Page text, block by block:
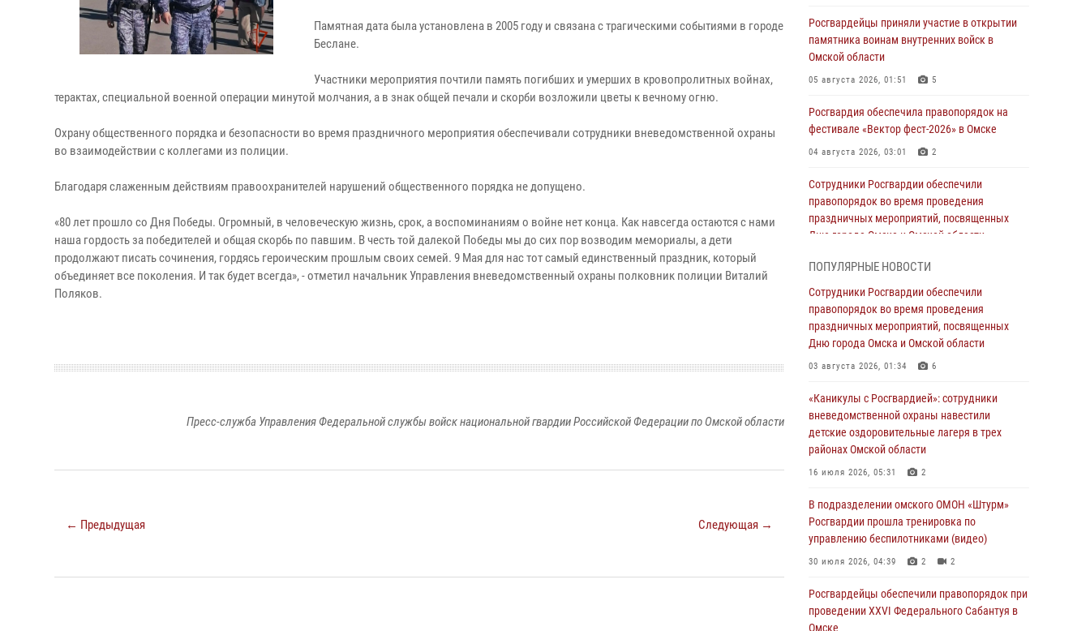
Памятная дата была установлена в 2005 году и связана с трагическими событиями в городе
Беслане.
Участники мероприятия почтили память погибших и умерших в кровопролитных войнах,
терактах, специальной военной операции минутой молчания, а в знак общей печали и скорби возложили цветы к вечному огню.
Охрану общественного порядка и безопасности во время праздничного мероприятия обеспечивали сотрудники вневедомственной охраны
во взаимодействии с коллегами из полиции.
Благодаря слаженным действиям правоохранителей нарушений общественного порядка не допущено.
«80 лет прошло со Дня Победы. Огромный, в человеческую жизнь, срок, а воспоминаниям о войне нет конца. Как навсегда остаются с нами
наша гордость за победителей и общая скорбь по павшим. В честь той далекой Победы мы до сих пор возводим мемориалы, а дети
продолжают писать сочинения, гордясь героическим прошлым своих семей. 9 Мая для нас тот самый единственный праздник, который
объединяет все поколения. И так будет всегда», - отметил начальник Управления вневедомственный охраны полковник полиции Виталий
Поляков.
Пресс-служба Управления Федеральной службы войск национальной гвардии Российской Федерации по Омской области
← Предыдущая Следующая →
Росгвардейцы приняли участие в открытии
памятника воинам внутренних войск в
Омской области
05 августа 2026, 01:51 5
Росгвардия обеспечила правопорядок на
фестивале «Вектор фест-2026» в Омске
04 августа 2026, 03:01 2
Сотрудники Росгвардии обеспечили
правопорядок во время проведения
праздничных мероприятий, посвященных
Дню города Омска и Омской области
Всероссийская акция «Каникулы с
Росгвардией» продолжается в Омской
области
31 июля 2026, 09:22 1
Росгвардии прошла тренировка по
управлению беспилотниками (видео)
30 июля 2026, 04:39 2 2
Росгвардия обеспечила безопасность
Победы» в Омске
29 июля 2026, 01:49 2
Росгвардейцы приняли участие в крестном
28 июля 2026, 01:44 6
ПОПУЛЯРНЫЕ НОВОСТИ
Сотрудники Росгвардии обеспечили
правопорядок во время проведения
праздничных мероприятий, посвященных
Дню города Омска и Омской области
03 августа 2026, 01:34 6
«Каникулы с Росгвардией»: сотрудники
вневедомственной охраны навестили
детские оздоровительные лагеря в трех
районах Омской области
16 июля 2026, 05:31 2
В подразделении омского ОМОН «Штурм»
Росгвардии прошла тренировка по
управлению беспилотниками (видео)
30 июля 2026, 04:39 2 2
Росгвардейцы обеcпечили правопорядок при
проведении XXVI Федерального Сабантуя в
Омске